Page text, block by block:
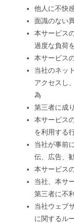
他人に不快
面識のない
本サービス
過度な負荷
本サービス
当社のネッ
アクセスし
為
第三者に成
本サービス
を利用する
当社が事前
伝、広告、
本サービス
当社、本サ
第三者に不
当社ウェブ
に関するル